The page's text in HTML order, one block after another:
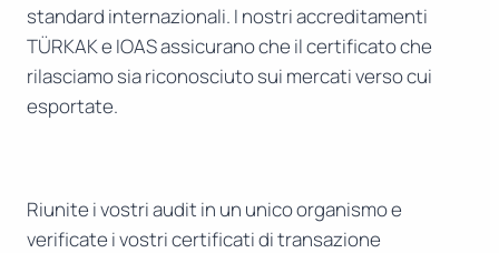
standard internazionali. I nostri accreditamenti
TÜRKAK e IOAS assicurano che il certificato che
rilasciamo sia riconosciuto sui mercati verso cui
esportate.
Riunite i vostri audit in un unico organismo e
verificate i vostri certificati di transazione